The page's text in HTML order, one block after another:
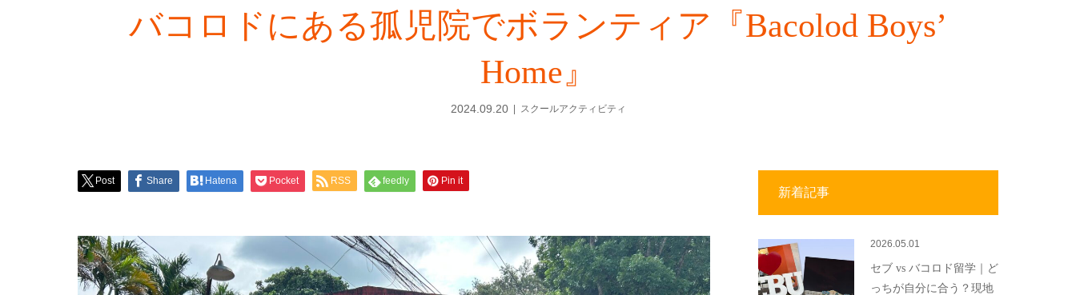
バコロドにある孤児院でボランティア『Bacolod Boys’
Home』
2024.09.20 スクールアクティビティ
Post Share Hatena Pocket RSS feedly Pin it
新着記事
2026.05.01
セブ vs バコロド留学｜ど
っちが自分に合う？現地